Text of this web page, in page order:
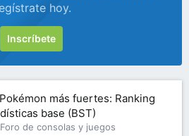
hoy.
Inscríbete
más fuertes: Ranking
base (BST)
Foro de consolas y juegos